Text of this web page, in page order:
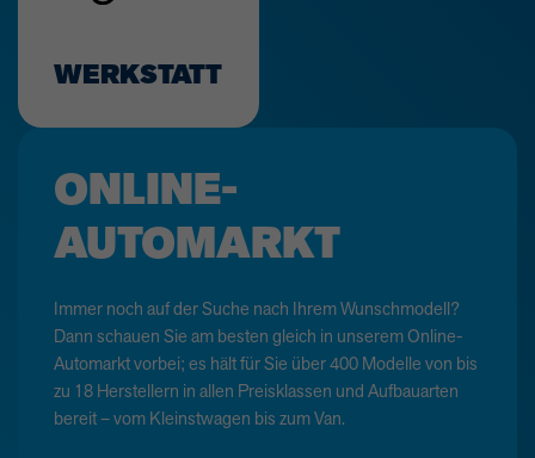
WERKSTATT
ONLINE-
AUTOMARKT
Immer noch auf der Suche nach Ihrem Wunschmodell?
Dann schauen Sie am besten gleich in unserem Online-
Automarkt vorbei; es hält für Sie über 400 Modelle von bis
zu 18 Herstellern in allen Preisklassen und Aufbauarten
bereit – vom Kleinstwagen bis zum Van.